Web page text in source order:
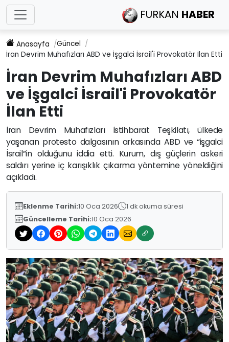
FURKAN HABER
Anasayfa
Güncel
İran Devrim Muhafızları ABD ve İşgalci İsrail'i Provokatör İlan Etti
İran Devrim Muhafızları ABD
ve İşgalci İsrail'i Provokatör
İlan Etti
İran Devrim Muhafızları İstihbarat Teşkilatı, ülkede
yaşanan protesto dalgasının arkasında ABD ve “işgalci
İsrail”in olduğunu iddia etti. Kurum, dış güçlerin askeri
saldırı yerine iç karışıklık çıkarma yöntemine yöneldiğini
açıkladı.
Eklenme Tarihi:10 Oca 2026
1 dk okuma süresi
Güncelleme Tarihi:10 Oca 2026